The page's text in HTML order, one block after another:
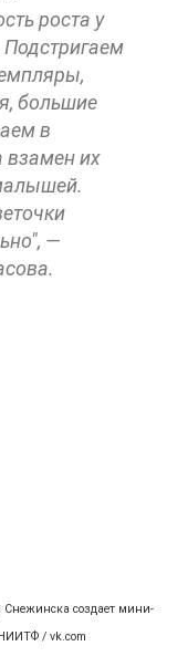
роста у
большие
в
взамен их
—
создает мини-
/ vk.com